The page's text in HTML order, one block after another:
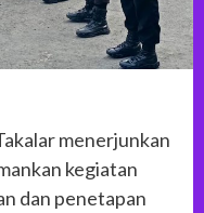
menerjunkan
kegiatan
dan penetapan